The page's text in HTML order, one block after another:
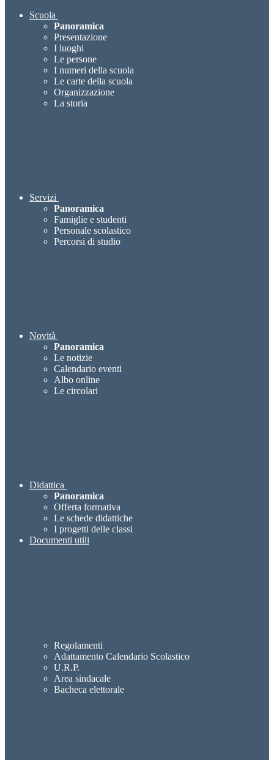
Scuola
Panoramica
Presentazione
I luoghi
Le persone
I numeri della scuola
Le carte della scuola
Organizzazione
La storia
Servizi
Panoramica
Famiglie e studenti
Personale scolastico
Percorsi di studio
Novità
Panoramica
Le notizie
Calendario eventi
Albo online
Le circolari
Didattica
Panoramica
Offerta formativa
Le schede didattiche
I progetti delle classi
Documenti utili
Regolamenti
Adattamento Calendario Scolastico
U.R.P.
Area sindacale
Bacheca elettorale